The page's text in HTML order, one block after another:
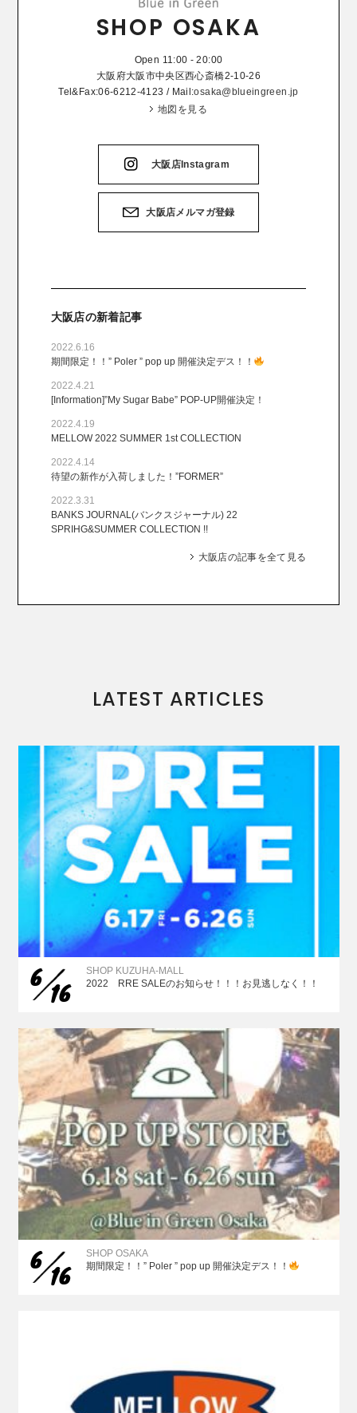
SHOP OSAKA
Open 11:00 - 20:00
大阪府大阪市中央区西心斎橋2-10-26
Tel&Fax:06-6212-4123 / Mail:osaka@blueingreen.jp
地図を見る
大阪店Instagram
大阪店メルマガ登録
大阪店の新着記事
2022.6.16
期間限定！！” Poler ” pop up 開催決定デス！！
2022.4.21
[Information]”My Sugar Babe” POP-UP開催決定！
2022.4.19
MELLOW 2022 SUMMER 1st COLLECTION
2022.4.14
待望の新作が入荷しました！”FORMER”
2022.3.31
BANKS JOURNAL(バンクスジャーナル) 22
SPRIHG&SUMMER COLLECTION !!
大阪店の記事を全て見る
LATEST ARTICLES
6 16
SHOP KUZUHA-MALL
2022 RRE SALEのお知らせ！！！お見逃しなく！！
6 16
SHOP OSAKA
期間限定！！” Poler ” pop up 開催決定デス！！